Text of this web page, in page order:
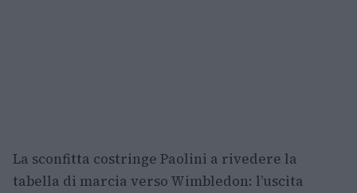
La sconfitta costringe Paolini a rivedere la
tabella di marcia verso Wimbledon: l’uscita